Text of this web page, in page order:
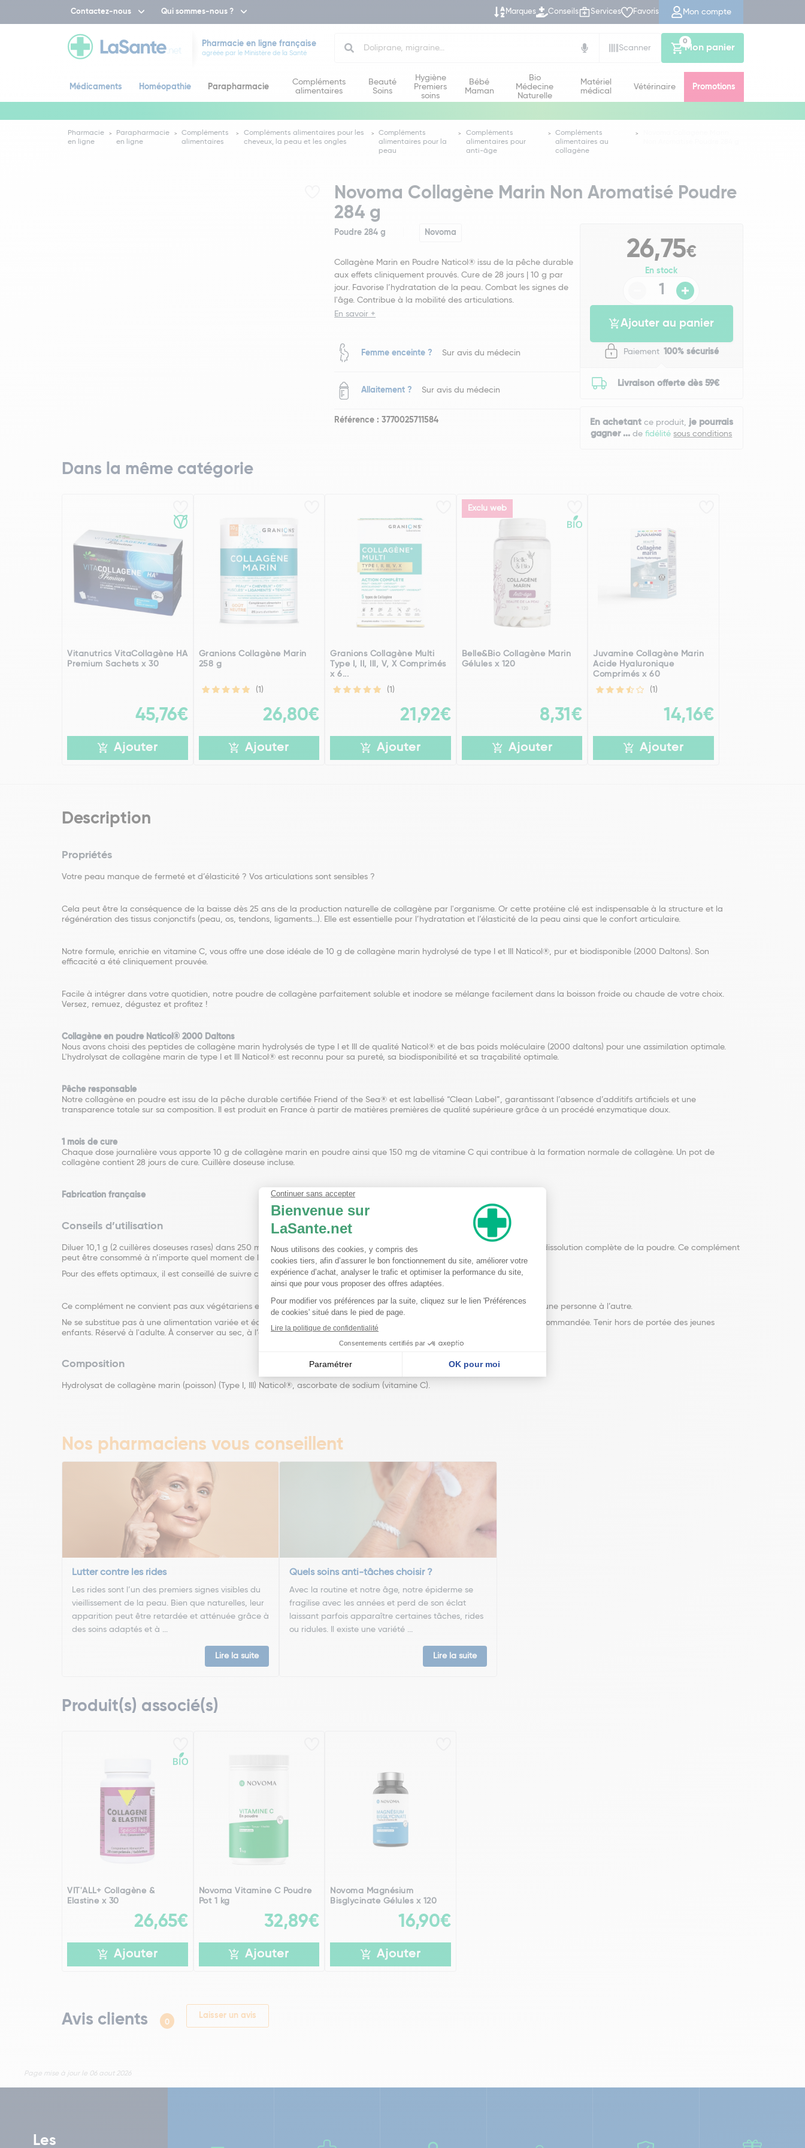
Contactez-nous Qui sommes-nous ? Marques Conseils Services Favoris Mon compte
Pharmacie en ligne française
agréée par le Ministère de la Santé
Scanner
Mon panier
0
Médicaments Homéopathie Parapharmacie
Compléments
alimentaires
Beauté
Soins
Hygiène
Premiers
soins
Bébé
Maman
Bio
Médecine
Naturelle
Matériel
médical
Vétérinaire Promotions
Pharmacie
en ligne
Parapharmacie
en ligne
Compléments
alimentaires
Compléments alimentaires pour les
cheveux, la peau et les ongles
Compléments
alimentaires pour la
peau
Compléments
alimentaires pour
anti-âge
Compléments
alimentaires au
collagène
Novoma Collagène Marin Non Aromatisé Poudre
284 g
Poudre 284 g Novoma
Collagène Marin en Poudre Naticol® issu de la pêche durable
aux effets cliniquement prouvés. Cure de 28 jours | 10 g par
jour. Favorise l’hydratation de la peau. Combat les signes de
l'âge. Contribue à la mobilité des articulations.
En savoir +
Femme enceinte ? Sur avis du médecin
Allaitement ? Sur avis du médecin
Référence : 3770025711584
26,75€
En stock
Ajouter au panier
Paiement 100% sécurisé
Livraison offerte dès 59€
En achetantce produit, je pourrais
gagner ... defidélitésous conditions
Dans la même catégorie
Vitanutrics VitaCollagène HA
Premium Sachets x 30
45,76€
Ajouter
Granions Collagène Marin
258 g
(1)
26,80€
Ajouter
Granions Collagène Multi
Type I, II, III, V, X Comprimés
x 6...
(1)
21,92€
Ajouter
Exclu web
Belle&Bio Collagène Marin
Gélules x 120
8,31€
Ajouter
Juvamine Collagène Marin
Acide Hyaluronique
Comprimés x 60
(1)
14,16€
Ajouter
Description
Propriétés
Votre peau manque de fermeté et d’élasticité ? Vos articulations sont sensibles ?
Cela peut être la conséquence de la baisse dès 25 ans de la production naturelle de collagène par l'organisme. Or cette protéine clé est indispensable à la structure et la
régénération des tissus conjonctifs (peau, os, tendons, ligaments...). Elle est essentielle pour l’hydratation et l’élasticité de la peau ainsi que le confort articulaire.
Notre formule, enrichie en vitamine C, vous offre une dose idéale de 10 g de collagène marin hydrolysé de type I et III Naticol®, pur et biodisponible (2000 Daltons). Son
efficacité a été cliniquement prouvée.
Facile à intégrer dans votre quotidien, notre poudre de collagène parfaitement soluble et inodore se mélange facilement dans la boisson froide ou chaude de votre choix.
Versez, remuez, dégustez et profitez !
Collagène en poudre Naticol® 2000 Daltons
Nous avons choisi des peptides de collagène marin hydrolysés de type I et III de qualité Naticol® et de bas poids moléculaire (2000 daltons) pour une assimilation optimale.
L'hydrolysat de collagène marin de type I et III Naticol® est reconnu pour sa pureté, sa biodisponibilité et sa traçabilité optimale.
Pêche responsable
Notre collagène en poudre est issu de la pêche durable certifiée Friend of the Sea® et est labellisé “Clean Label”, garantissant l’absence d’additifs artificiels et une
transparence totale sur sa composition. Il est produit en France à partir de matières premières de qualité supérieure grâce à un procédé enzymatique doux.
1 mois de cure
Chaque dose journalière vous apporte 10 g de collagène marin en poudre ainsi que 150 mg de vitamine C qui contribue à la formation normale de collagène. Un pot de
collagène contient 28 jours de cure. Cuillère doseuse incluse.
Fabrication française
Conseils d’utilisation
Diluer 10,1 g (2 cuillères doseuses rases) dans 250 ml de la boisson de votre choix (eau, thé, café, jus). Bien mélanger jusqu’à dissolution complète de la poudre. Ce complément
peut être consommé à n’importe quel moment de la journée.
Pour des effets optimaux, il est conseillé de suivre cette cure pendant 3 mois.
Ce complément ne convient pas aux végétariens et végans (collagène marin issu de poisson). Les résultats peuvent varier d’une personne à l’autre.
Ne se substitue pas à une alimentation variée et équilibrée et à un mode de vie sain. Ne pas dépasser la dose journalière recommandée. Tenir hors de portée des jeunes
enfants. Réservé à l'adulte. À conserver au sec, à l’abri de la chaleur et de la lumière.
Composition
Hydrolysat de collagène marin (poisson) (Type I, III) Naticol®, ascorbate de sodium (vitamine C).
Nos pharmaciens vous conseillent
Lutter contre les rides
Les rides sont l’un des premiers signes visibles du
vieillissement de la peau. Bien que naturelles, leur
apparition peut être retardée et atténuée grâce à
des soins adaptés et à ...
Lire la suite
Quels soins anti-tâches choisir ?
Avec la routine et notre âge, notre épiderme se
fragilise avec les années et perd de son éclat
laissant parfois apparaître certaines tâches, rides
ou ridules. Il existe une variété ...
Lire la suite
Produit(s) associé(s)
VIT'ALL+ Collagène &
Elastine x 30
26,65€
Ajouter
Novoma Vitamine C Poudre
Pot 1 kg
32,89€
Ajouter
Novoma Magnésium
Bisglycinate Gélules x 120
16,90€
Ajouter
Avis clients 0
Laisser un avis
Page mise à jour le 06 aout 2026
Les